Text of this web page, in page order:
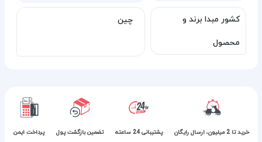
کشور مبدا برند و
محصول
چین
خرید تا 2 میلیون، ارسال رایگان پشتیبانی 24 ساعته تضمین بازگشت پول پرداخت ایمن